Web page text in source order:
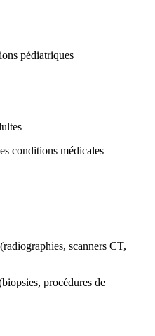
pédiatriques
conditions médicales
scanners CT,
procédures de